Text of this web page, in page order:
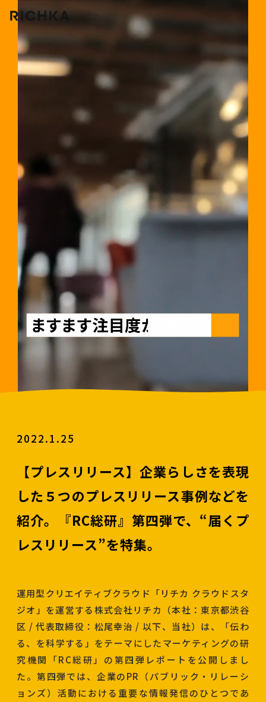
2022.1.25
【プレスリリース】企業らしさを表現
した５つのプレスリリース事例などを
紹介。『RC総研』第四弾で、“届くプ
レスリリース”を特集。
運用型クリエイティブクラウド「リチカ クラウドスタ
ジオ」を運営する株式会社リチカ（本社：東京都渋谷
区 / 代表取締役：松尾幸治 / 以下、当社）は、「伝わ
る、を科学する」をテーマにしたマーケティングの研
究機関「RC総研」の第四弾レポートを公開しまし
た。第四弾では、企業のPR（パブリック・リレーシ
ョンズ）活動における重要な情報発信のひとつであ